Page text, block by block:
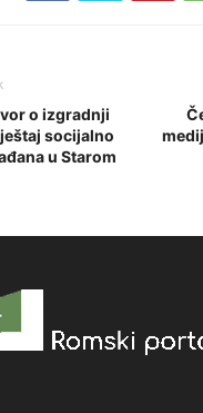
o izgradnji
socijalno
u Starom